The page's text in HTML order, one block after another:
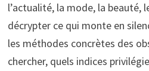
l’actualité, la mode, la beauté,
décrypter ce qui monte en
les méthodes concrètes des
chercher, quels indices